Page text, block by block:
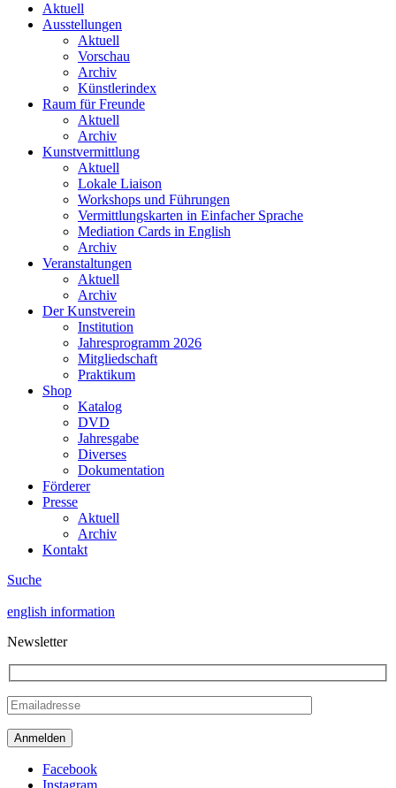
Aktuell
Ausstellungen
Aktuell
Vorschau
Archiv
Künstlerindex
Raum für Freunde
Aktuell
Archiv
Kunstvermittlung
Aktuell
Lokale Liaison
Workshops und Führungen
Vermittlungskarten in Einfacher Sprache
Mediation Cards in English
Archiv
Veranstaltungen
Aktuell
Archiv
Der Kunstverein
Institution
Jahresprogramm 2026
Mitgliedschaft
Praktikum
Shop
Katalog
DVD
Jahresgabe
Diverses
Dokumentation
Förderer
Presse
Aktuell
Archiv
Kontakt
Suche
english information
Newsletter
Facebook
Instagram